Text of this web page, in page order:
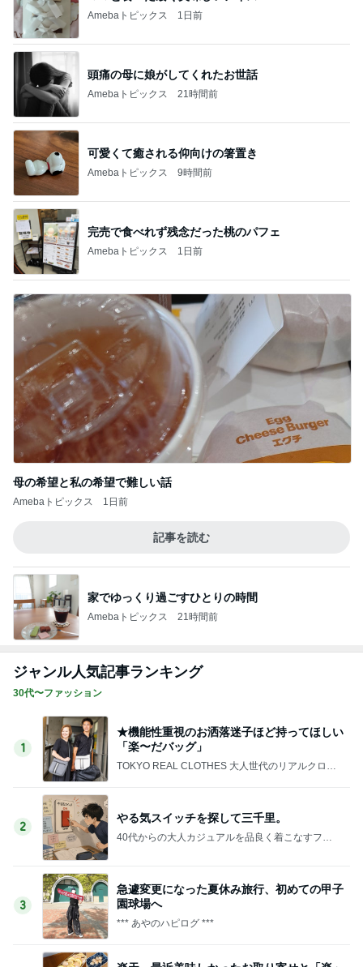
Amebaトピックス 1日前
頭痛の母に娘がしてくれたお世話
Amebaトピックス 21時間前
可愛くて癒される仰向けの箸置き
Amebaトピックス 9時間前
完売で食べれず残念だった桃のパフェ
Amebaトピックス 1日前
母の希望と私の希望で難しい話
Amebaトピックス 1日前
記事を読む
家でゆっくり過ごすひとりの時間
Amebaトピックス 21時間前
ジャンル人気記事ランキング
30代〜ファッション
1
★機能性重視のお洒落迷子ほど持ってほしい
「楽〜だバッグ」
TOKYO REAL CLOTHES 大人世代のリアルクロー
2
やる気スイッチを探して三千里。
40代からの大人カジュアルを品良く着こなすファ
3
急遽変更になった夏休み旅行、初めての甲子
園球場へ
*** あやのハピログ ***